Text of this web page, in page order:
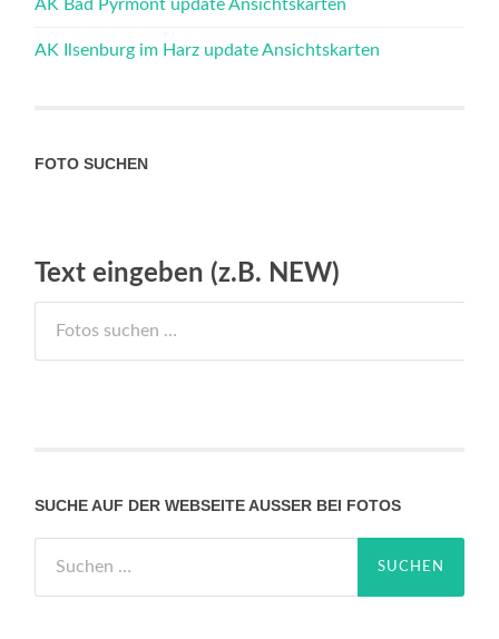
AK Bad Pyrmont update Ansichtskarten
AK Ilsenburg im Harz update Ansichtskarten
FOTO SUCHEN
Text eingeben (z.B. NEW)
SUCHE AUF DER WEBSEITE AUSSER BEI FOTOS
nach: